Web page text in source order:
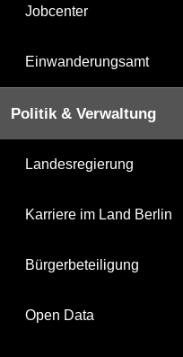
Jobcenter
Einwanderungsamt
Politik & Verwaltung
Landesregierung
Karriere im Land Berlin
Bürgerbeteiligung
Open Data